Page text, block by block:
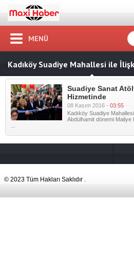
MENÜ
Kadıköy Suadiye Mahallesi ile
Suadiye Sanat
Hizmetinde
08 Kasım 2016 - 03:55
Kadıköy Suadiye
Abdülhamit dönemi Maliye
© 2023 Tüm Hakları Saklıdır .